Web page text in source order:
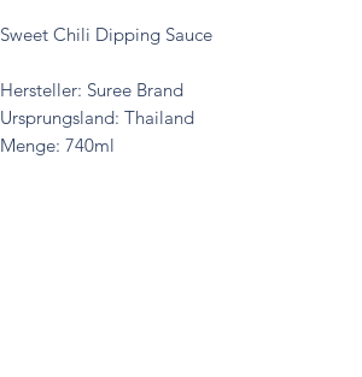
Sweet Chili Dipping Sauce
Hersteller: Suree Brand
Ursprungsland: Thailand
Menge: 740ml